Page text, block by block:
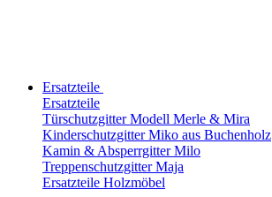
Ersatzteile
Ersatzteile
Türschutzgitter Modell Merle & Mira
Kinderschutzgitter Miko aus Buchenholz
Kamin & Absperrgitter Milo
Treppenschutzgitter Maja
Ersatzteile Holzmöbel